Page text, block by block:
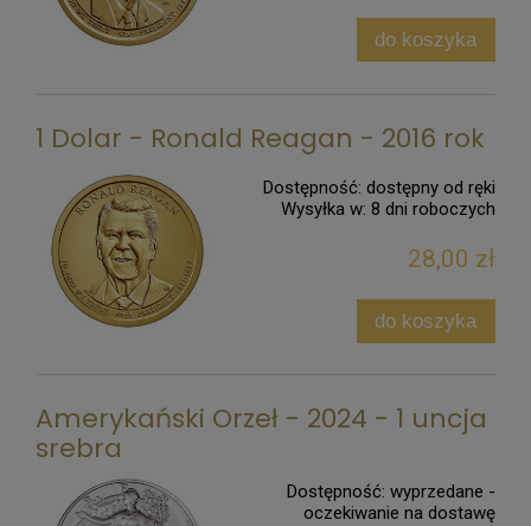
do koszyka
1 Dolar - Ronald Reagan - 2016 rok
Dostępność: dostępny od ręki
Wysyłka w: 8 dni roboczych
28,00 zł
do koszyka
Amerykański Orzeł - 2024 - 1 uncja
srebra
Dostępność: wyprzedane -
oczekiwanie na dostawę